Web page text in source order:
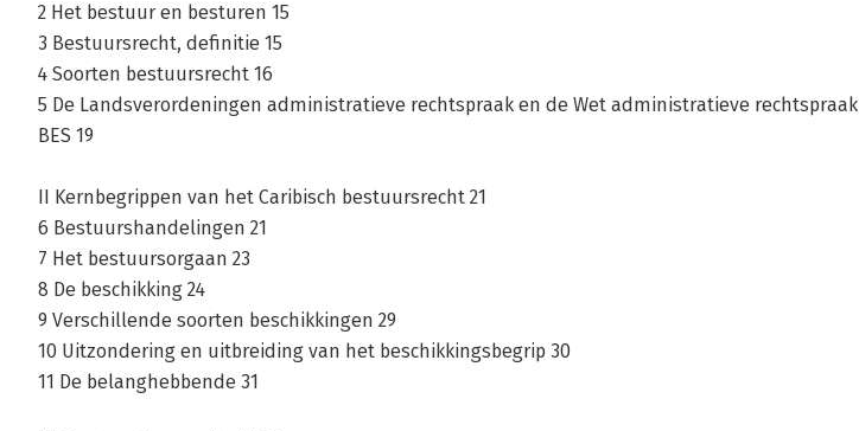
2 Het bestuur en besturen 15
3 Bestuursrecht, definitie 15
4 Soorten bestuursrecht 16
5 De Landsverordeningen administratieve rechtspraak en de Wet administratieve rechtspraak
BES 19
II Kernbegrippen van het Caribisch bestuursrecht 21
6 Bestuurshandelingen 21
7 Het bestuursorgaan 23
8 De beschikking 24
9 Verschillende soorten beschikkingen 29
10 Uitzondering en uitbreiding van het beschikkingsbegrip 30
11 De belanghebbende 31